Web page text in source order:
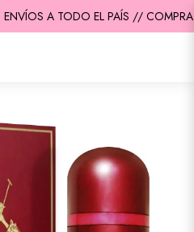
A TODO EL PAÍS // COMPRA